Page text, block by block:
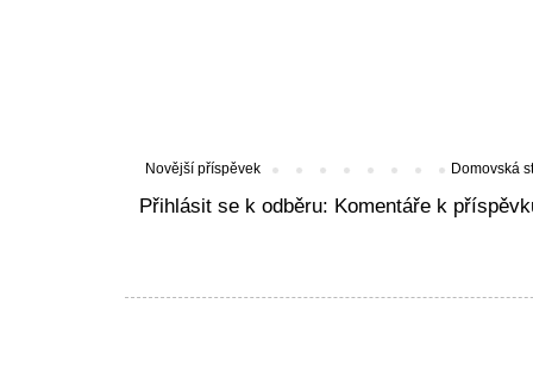
Novější příspěvek Domovská
Přihlásit se k odběru: Komentáře k